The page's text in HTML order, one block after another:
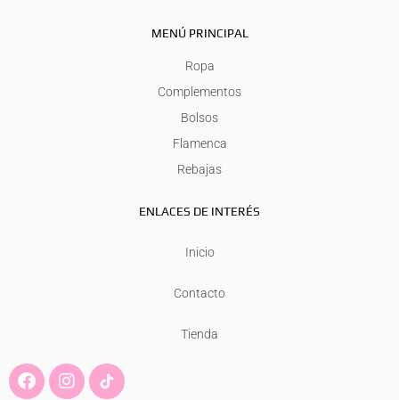
MENÚ PRINCIPAL
Ropa
Complementos
Bolsos
Flamenca
Rebajas
ENLACES DE INTERÉS
Inicio
Contacto
Tienda
F
a
I
n